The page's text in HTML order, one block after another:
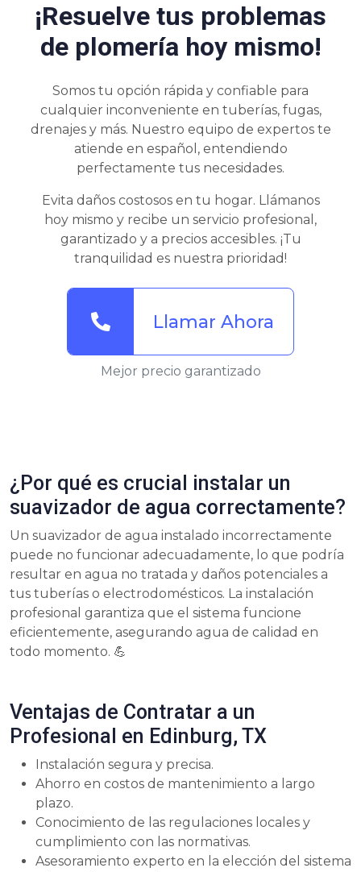
¡Resuelve tus problemas
de plomería hoy mismo!
Somos tu opción rápida y confiable para
cualquier inconveniente en tuberías, fugas,
drenajes y más. Nuestro equipo de expertos te
atiende en español, entendiendo
perfectamente tus necesidades.
Evita daños costosos en tu hogar. Llámanos
hoy mismo y recibe un servicio profesional,
garantizado y a precios accesibles. ¡Tu
tranquilidad es nuestra prioridad!
Llamar Ahora
Mejor precio garantizado
¿Por qué es crucial instalar un
suavizador de agua correctamente?
Un suavizador de agua instalado incorrectamente
puede no funcionar adecuadamente, lo que podría
resultar en agua no tratada y daños potenciales a
tus tuberías o electrodomésticos. La instalación
profesional garantiza que el sistema funcione
eficientemente, asegurando agua de calidad en
todo momento. 💪
Ventajas de Contratar a un
Profesional en Edinburg, TX
Instalación segura y precisa.
Ahorro en costos de mantenimiento a largo
plazo.
Conocimiento de las regulaciones locales y
cumplimiento con las normativas.
Asesoramiento experto en la elección del sistema